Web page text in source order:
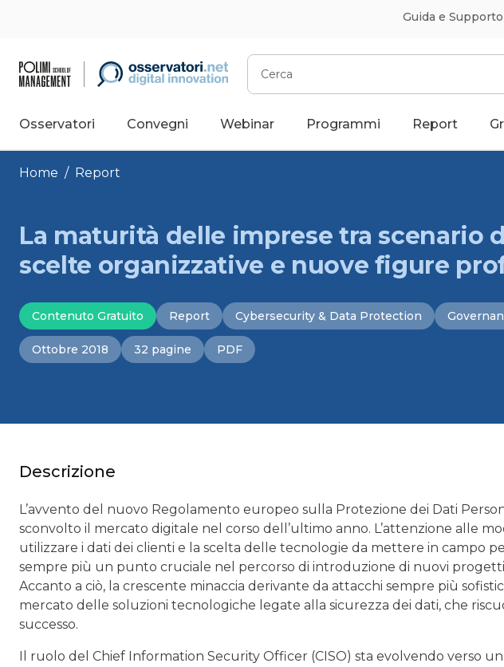
Guida e Supporto
Cerca
Osservatori Convegni Webinar Programmi Report
Home / Report
La maturità delle imprese tra scenario
scelte organizzative e nuove figure
Contenuto Gratuito Report Cybersecurity & Data Protection
Ottobre 2018 32 pagine PDF
Descrizione
L’avvento del nuovo Regolamento europeo sulla Protezione dei Dati
sconvolto il mercato digitale nel corso dell’ultimo anno. L’attenzione alle
utilizzare i dati dei clienti e la scelta delle tecnologie da mettere in campo
sempre più un punto cruciale nel percorso di introduzione di nuovi
Accanto a ciò, la crescente minaccia derivante da attacchi sempre più
mercato delle soluzioni tecnologiche legate alla sicurezza dei dati, che
successo.
Il ruolo del Chief Information Security Officer (CISO) sta evolvendo verso